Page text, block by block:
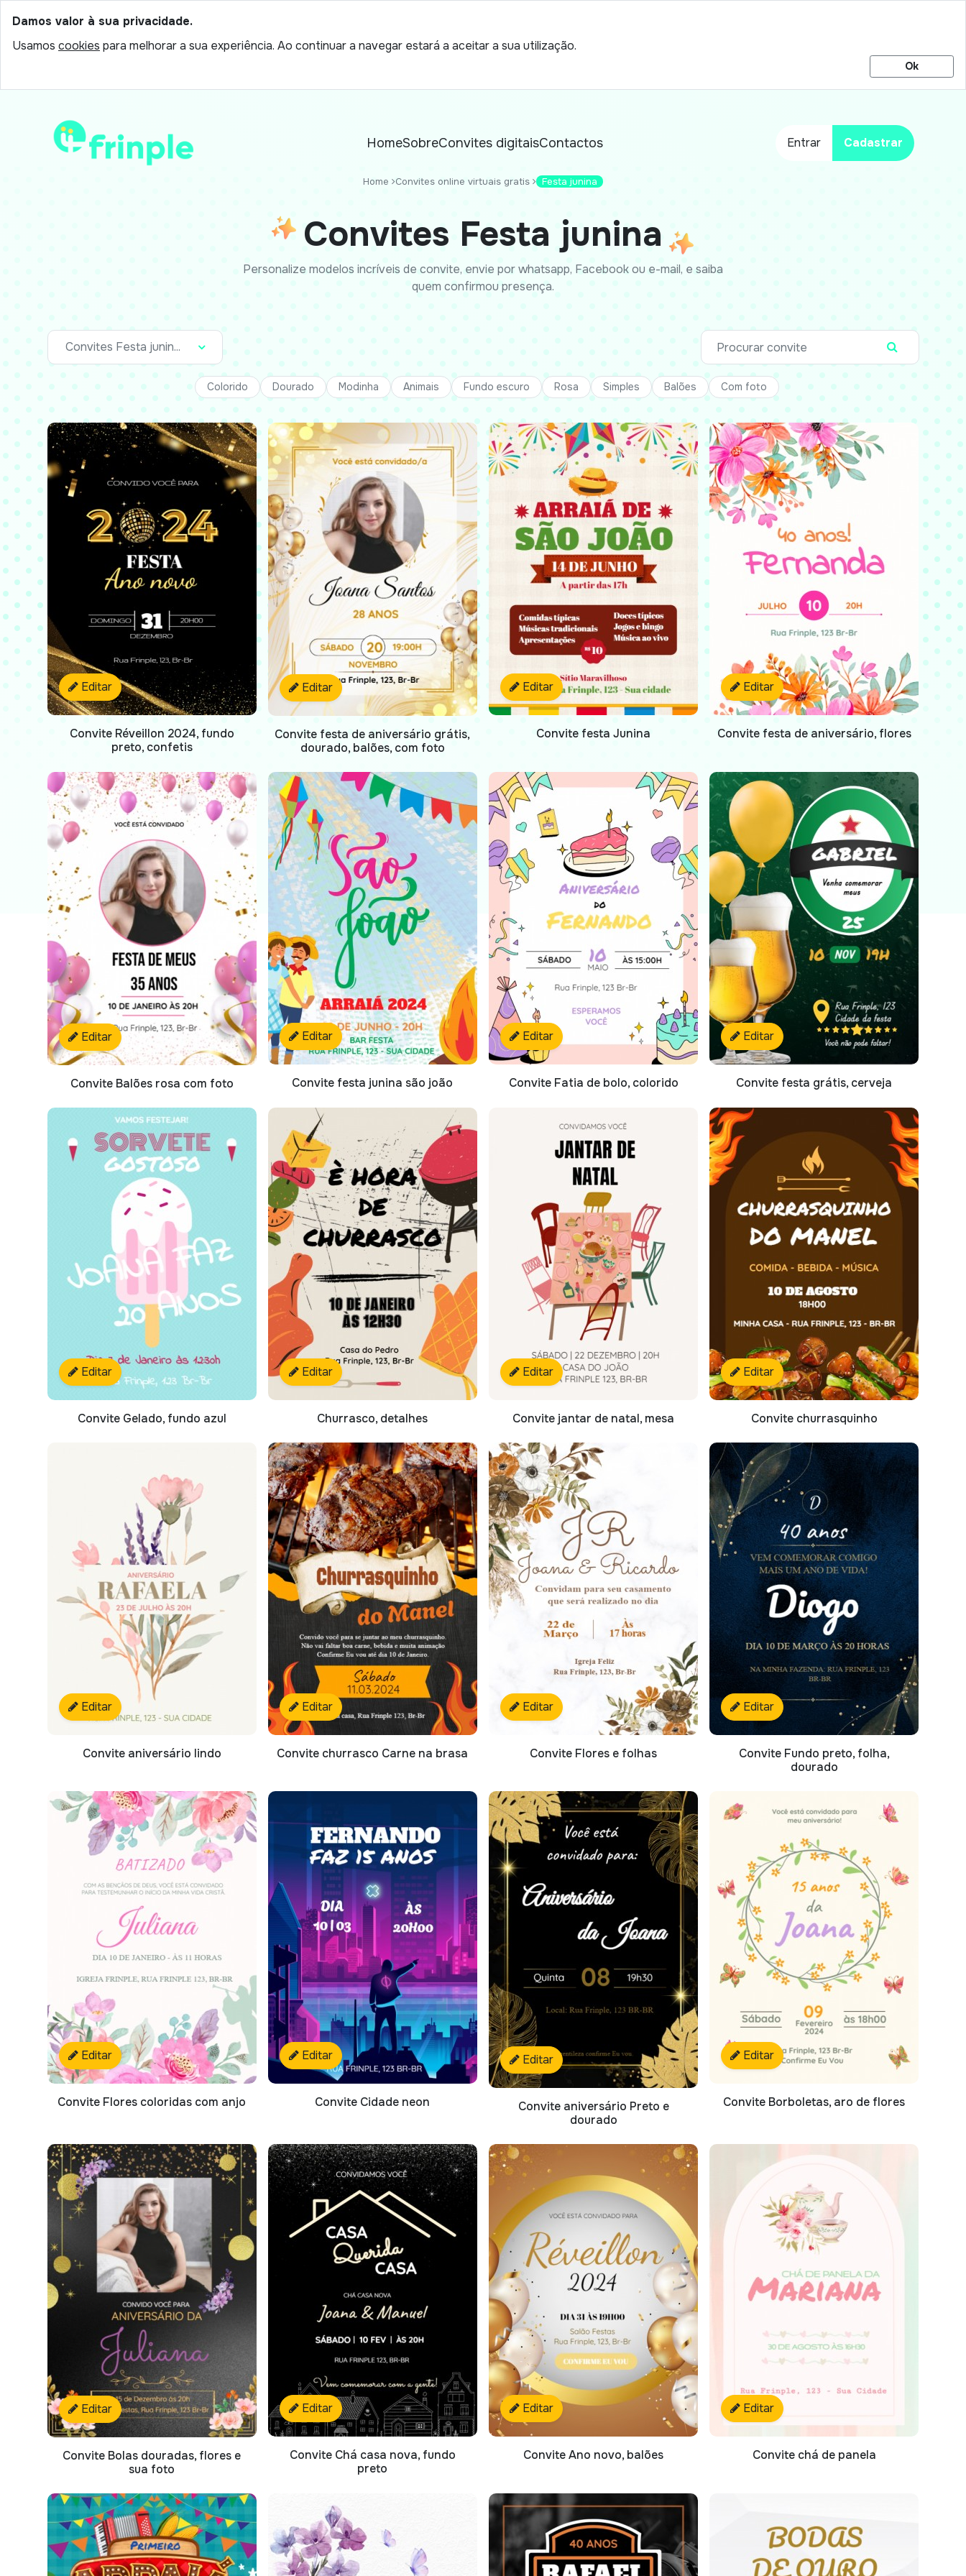
Damos valor à sua privacidade.
Usamos cookies para melhorar a sua experiência. Ao continuar a navegar estará a aceitar a sua utilização.
Ok
HomeSobreConvites digitaisContactos Entrar Cadastrar
Home Convites online virtuais gratis Festa junina
Convites Festa junina
Personalize modelos incríveis de convite, envie por whatsapp, Facebook ou e-mail, e saiba
quem confirmou presença.
Convites Festa junin...
Colorido Dourado Modinha Animais Fundo escuro Rosa Simples Balões Com foto
Editar
Convite Réveillon 2024, fundo
preto, confetis
Editar
Convite festa de aniversário grátis,
dourado, balões, com foto
Editar
Convite festa Junina
Editar
Convite festa de aniversário, flores
Editar
Convite Balões rosa com foto
Editar
Convite festa junina são joão
Editar
Convite Fatia de bolo, colorido
Editar
Convite festa grátis, cerveja
Editar
Convite Gelado, fundo azul
Editar
Churrasco, detalhes
Editar
Convite jantar de natal, mesa
Editar
Convite churrasquinho
Editar
Convite aniversário lindo
Editar
Convite churrasco Carne na brasa
Editar
Convite Flores e folhas
Editar
Convite Fundo preto, folha,
dourado
Editar
Convite Flores coloridas com anjo
Editar
Convite Cidade neon
Editar
Convite aniversário Preto e
dourado
Editar
Convite Borboletas, aro de flores
Editar
Convite Bolas douradas, flores e
sua foto
Editar
Convite Chá casa nova, fundo
preto
Editar
Convite Ano novo, balões
Editar
Convite chá de panela